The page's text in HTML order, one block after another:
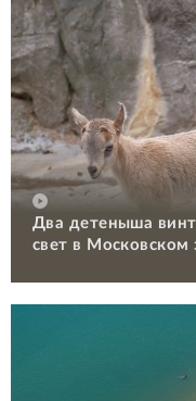
Два детеныша
свет в Московском